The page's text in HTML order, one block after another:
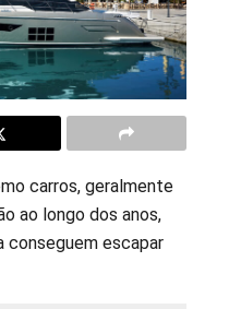
carros, geralmente
ao longo dos anos,
conseguem escapar